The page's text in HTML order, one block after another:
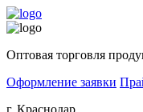
Оптовая торговля
Оформление заявки
г. Краснодар